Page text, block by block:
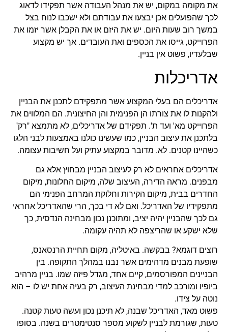
את מקומה במקום, יש את מנהל העבודה אשר תפקידו לדאוג
לכך שהפועלים אכן יבצעו את עבודתם ולא ישכבו לנוח בצל
במשך רוב שעות היום. יש את היזם או את הקבלן אשר יזמו את
הפרוייקט, גייסו את הכספים ואת העובדים. אך יש מקצוע
שבלעדיו, פשוט אין בניין.
אדריכלות
אדריכלים הם בעלי המקצוע אשר מתפקידם לתכנן את הבניין
ולהקנות לו את צורתו הן הפנימית והן החיצונית. הם המלווים את
הפרוייקט מא' ועד ת'. תפקידם של אדריכלים, לא מתמצא "רק"
בלתכנן את עיצוב הבניין, כמו שעשינו כולנו באמצעות לבני הלגו
כשהיינו קטנים. לא. מדובר במקצוע עתיק ועל חשיבות עצומה.
אדריכלים אחראים לא רק לעיצוב הבניין מבחוץ אלא גם
מבפנים. מראה הדירה, העיצוב שלה, מיקום החלונות, מיקום
החדרים בבית, מיקום הקירות וחלוקת המרחב הפנימי הם
מתפקידיו של האדריכל. ואם לא די בכך, הרי שהאדריכל אחראי
גם לכך שהבניין יהיה יציב, ומתוכנן נכון מבחינה הנדסית, כך
שלא ישקע או שהריצפה לא תהיה עקומה.
רוצים דוגמא? בבקשה. באיטליה, מקום תחיית הרנסאנס,
שופעת מבנים מדהימים אשר נבנו במהלך התקופה. בין
הבניינים המפורסמים, קיים אחד, מגדל פיזה שמו. בניין מרהיב
ביופיו ומורכב למדי מבחינת העיצוב, רק בעיה אחת יש לו – הוא
נוטה על צידו.
פשוט מאד, האדריכל שבנה, לא תיכנן נכון ועשה טעות קטנה.
טעות, שגורמת לבניין לשקוע מספר סנטימטרים בשנה. בסופו